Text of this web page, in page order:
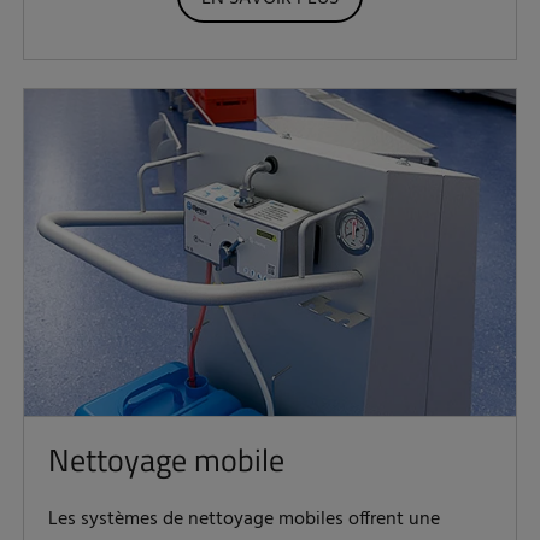
Nettoyage mobile
Les systèmes de nettoyage mobiles offrent une